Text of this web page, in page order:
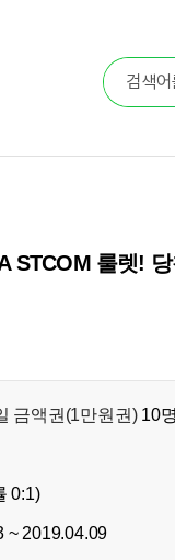
STCOM 룰렛!
금액권(1만원권)10명
0:1)
~ 2019.04.09